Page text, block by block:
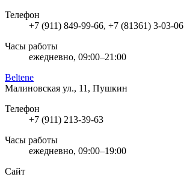
Телефон
+7 (911) 849-99-66, +7 (81361) 3-03-06
Часы работы
ежедневно, 09:00–21:00
Beltene
Малиновская ул., 11, Пушкин
Телефон
+7 (911) 213-39-63
Часы работы
ежедневно, 09:00–19:00
Сайт